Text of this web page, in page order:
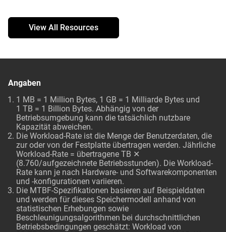
View All Resources
Angaben
1 MB = 1 Million Bytes, 1 GB = 1 Milliarde Bytes und
1 TB = 1 Billion Bytes. Abhängig von der
Betriebsumgebung kann die tatsächlich nutzbare
Kapazität abweichen.
Die Workload-Rate ist die Menge der Benutzerdaten, die
zur oder von der Festplatte übertragen werden. Jährliche
Workload-Rate = übertragene TB ✕
(8.760/aufgezeichnete Betriebsstunden). Die Workload-
Rate kann je nach Hardware- und Softwarekomponenten
und -konfigurationen variieren.
Die MTBF-Spezifikationen basieren auf Beispieldaten
und werden für dieses Speichermodell anhand von
statistischen Erhebungen sowie
Beschleunigungsalgorithmen bei durchschnittlichen
Betriebsbedingungen geschätzt: Workload von